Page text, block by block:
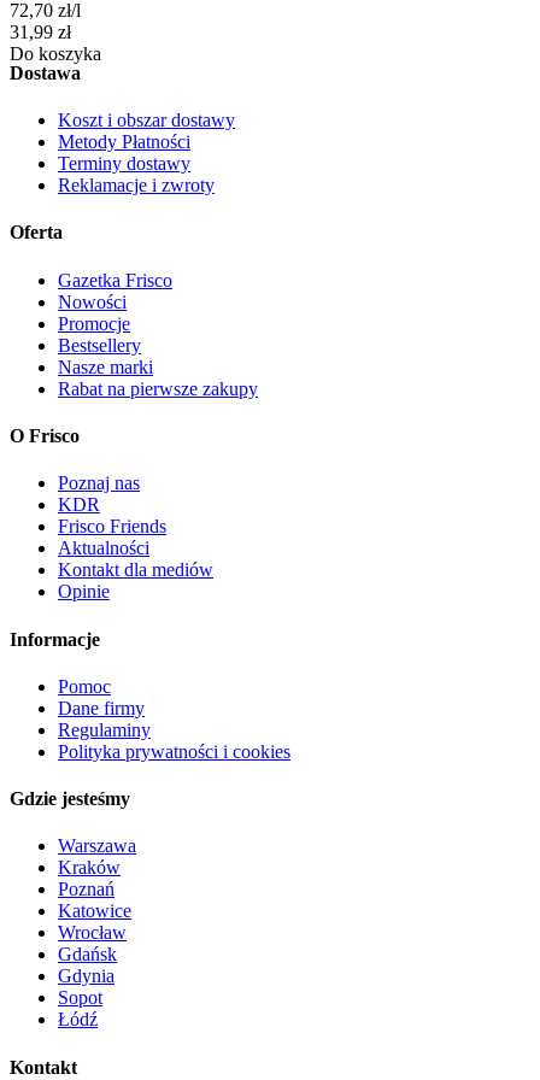
72,70 zł/l
Cena
31,99 zł
Do koszyka
Dostawa
Koszt i obszar dostawy
Metody Płatności
Terminy dostawy
Reklamacje i zwroty
Oferta
Gazetka Frisco
Nowości
Promocje
Bestsellery
Nasze marki
Rabat na pierwsze zakupy
O Frisco
Poznaj nas
KDR
Frisco Friends
Aktualności
Kontakt dla mediów
Opinie
Informacje
Pomoc
Dane firmy
Regulaminy
Polityka prywatności i cookies
Gdzie jesteśmy
Warszawa
Kraków
Poznań
Katowice
Wrocław
Gdańsk
Gdynia
Sopot
Łódź
Kontakt